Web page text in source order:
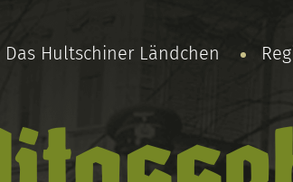
Das Hultschiner Ländchen